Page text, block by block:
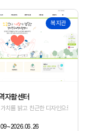
복지관
자활센터
치를 밝고 친근한 디자인으로 담아낸